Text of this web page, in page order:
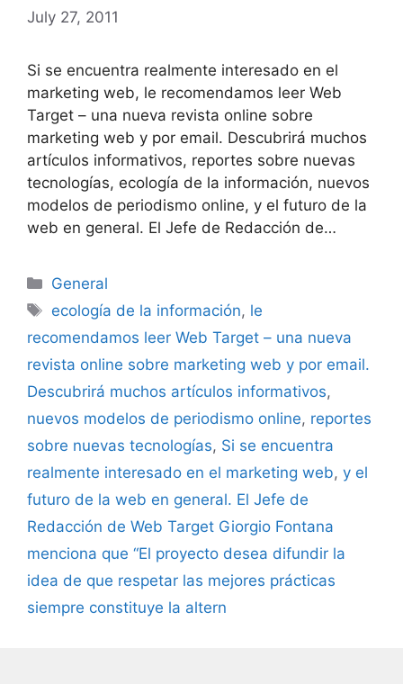
July 27, 2011
Si se encuentra realmente interesado en el
marketing web, le recomendamos leer Web
Target – una nueva revista online sobre
marketing web y por email. Descubrirá muchos
artículos informativos, reportes sobre nuevas
tecnologías, ecología de la información, nuevos
modelos de periodismo online, y el futuro de la
web en general. El Jefe de Redacción de…
Categories
General
Tags
ecología de la información, le
recomendamos leer Web Target – una nueva
revista online sobre marketing web y por email.
Descubrirá muchos artículos informativos,
nuevos modelos de periodismo online, reportes
sobre nuevas tecnologías, Si se encuentra
realmente interesado en el marketing web, y el
futuro de la web en general. El Jefe de
Redacción de Web Target Giorgio Fontana
menciona que “El proyecto desea difundir la
idea de que respetar las mejores prácticas
siempre constituye la altern